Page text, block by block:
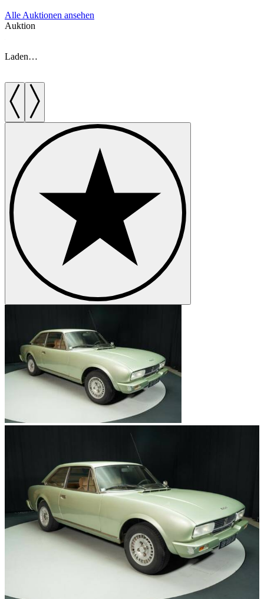
Alle Auktionen ansehen
Auktion
Laden…